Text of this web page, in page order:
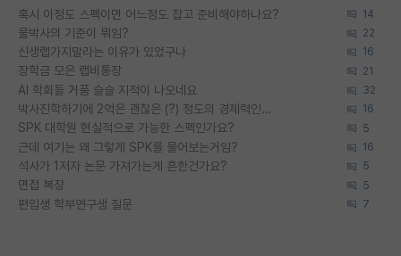
혹시 이정도 스펙이면 어느정도 잡고 준비해야하나요? 14
물박사의 기준이 뭐임? 22
신생랩가지말라는 이유가 있었구나 16
장학금 모은 랩비통장 21
AI 학회들 거품 슬슬 지적이 나오네요 32
박사진학하기에 2억은 괜찮은 (?) 정도의 경제력인가요 16
SPK 대학원 현실적으로 가능한 스펙인가요? 5
근데 여기는 왜 그렇게 SPK를 물어보는거임? 16
석사가 1저자 논문 가져가는게 흔한건가요? 5
면접 복장 5
편입생 학부연구생 질문 7